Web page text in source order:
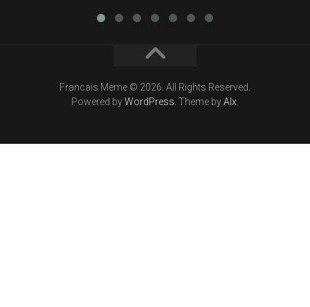
Francais Meme © 2026. All Rights Reserved.
Powered byWordPress . Theme byAlx